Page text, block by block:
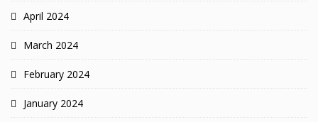
April 2024
March 2024
February 2024
January 2024